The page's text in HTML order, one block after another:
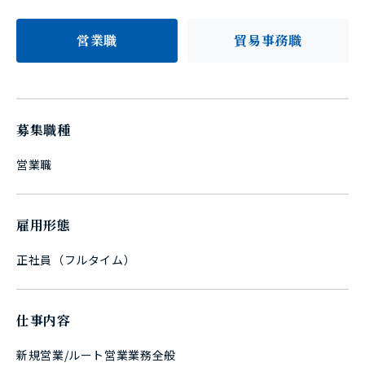
営業職 貿易事務職
募集職種
営業職
雇用形態
正社員（フルタイム）
仕事内容
新規営業/ルート営業業務全般